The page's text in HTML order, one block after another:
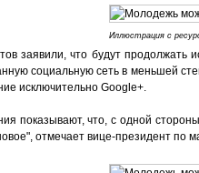
Иллюстрация c
заявили, что будут продолжать
социальную сеть в меньшей
исключительно Google+.
показывают, что, с одной
отмечает вице-президент по